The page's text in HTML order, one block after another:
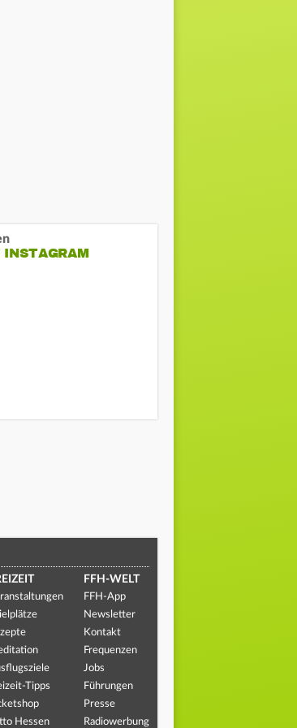
INSTAGRAM
Tipps
Hessen
FFH-WELT
FFH-App
Newsletter
Kontakt
Frequenzen
Jobs
Führungen
Presse
Radiowerbung